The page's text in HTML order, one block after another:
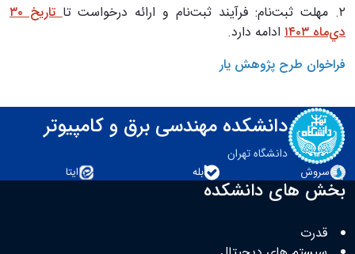
۲. مهلت ثبت‌نام: فرآيند ثبت‌نام و ارائه درخواست تا
تاريخ ۳۰
دي‌ماه ۱۴۰۳
ادامه دارد.
فراخوان طرح پژوهش یار
دانشکده مهندسی برق و کامپیوتر
دانشگاه تهران
سروش
بله ایتا
بخش های دانشکده
قدرت